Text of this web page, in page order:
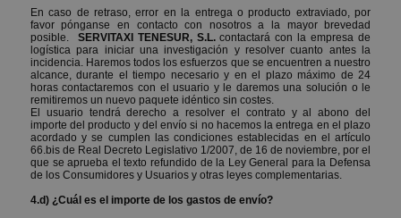
En caso de retraso, error en la entrega o producto extraviado, por
favor pónganse en contacto con nosotros a la mayor brevedad
posible. SERVITAXI TENESUR, S.L.contactará con la empresa de
logística para iniciar una investigación y resolver cuanto antes la
incidencia. Haremos todos los esfuerzos que se encuentren a nuestro
alcance, durante el tiempo necesario y en el plazo máximo de 24
horas contactaremos con el usuario y le daremos una solución o le
remitiremos un nuevo paquete idéntico sin costes.
El usuario tendrá derecho a resolver el contrato y al abono del
importe del producto y del envío si no hacemos la entrega en el plazo
acordado y se cumplen las condiciones establecidas en el artículo
66.bis de Real Decreto Legislativo 1/2007, de 16 de noviembre, por el
que se aprueba el texto refundido de la Ley General para la Defensa
de los Consumidores y Usuarios y otras leyes complementarias.
4.d) ¿Cuál es el importe de los gastos de envío?